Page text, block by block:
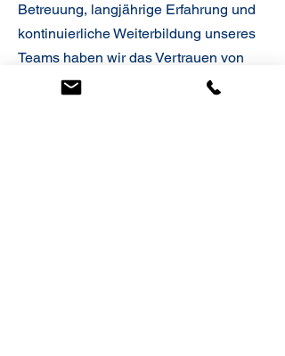
Betreuung, langjährige Erfahrung und
kontinuierliche Weiterbildung unseres
Teams haben wir das Vertrauen von
Polizeibehörden, Versicherungen,